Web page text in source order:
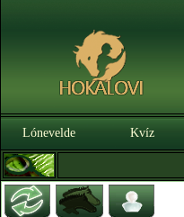
Lónevelde Kvíz